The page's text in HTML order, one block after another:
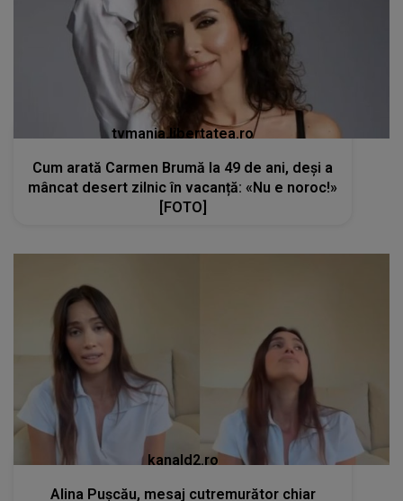
tvmania.libertatea.ro
Cum arată Carmen Brumă la 49 de ani, deși a
mâncat desert zilnic în vacanță: «Nu e noroc!»
[FOTO]
kanald2.ro
Alina Pușcău, mesaj cutremurător chiar